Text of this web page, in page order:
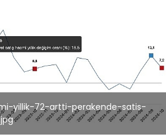
yillik-72-artti-perakende-satis-